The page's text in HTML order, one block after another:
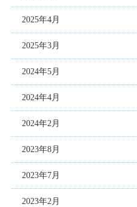
2025年4月
2025年3月
2024年5月
2024年4月
2024年2月
2023年8月
2023年7月
2023年2月